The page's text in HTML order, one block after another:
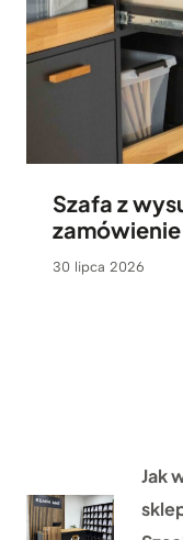
Szafa z
zamówienie
30 lipca 2026
Jak